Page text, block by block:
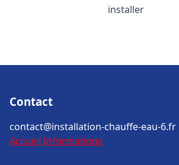
installer
Contact
contact@installation-chauffe-eau-6.fr
Accueil Informations